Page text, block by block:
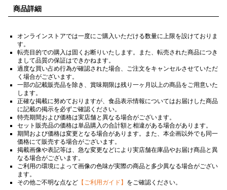
商品詳細
オンラインストアでは一度にご購入いただける数量に上限を設けておりま
す。
転売目的での購入は固くお断りいたします。また、転売された商品につき
まして品質の保証はできかねます。
過度な買い占め行為が確認された場合、ご注文をキャンセルさせていただ
く場合がございます。
一部の記載販売品を除き、賞味期限は残り一ヶ月以上の商品をご用意いた
します。
正確な掲載に努めておりますが、食品表示情報についてはお届けした商品
に記載の掲示を必ずご確認ください。
特売期間および価格は実店舗と異なる場合がございます。
セット販売品の価格は単品購入の合計額と相違がある場合があります。
期間および価格は変更となる場合があります。また、本企画以外でも同一
価格にて販売する場合がございます。
掲載画像や表記等は、急な変更などにより実店舗在庫品やお届け商品と異
なる場合がございます。
ご利用の環境によって画像の色味が実際の商品と多少異なる場合がござい
ます。
その他ご不明な点など 【ご利用ガイド】 をご確認ください。